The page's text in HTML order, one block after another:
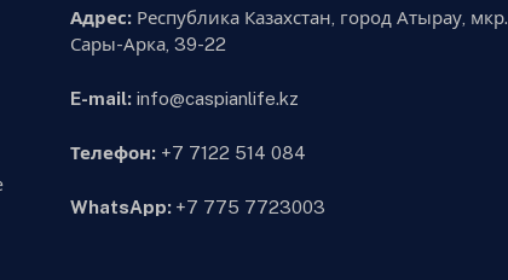
Адрес: Республика Казахстан, город Атырау, мкр.
Сары-Арка, 39-22
E-mail: info@caspianlife.kz
Телефон: +7 7122 514 084
WhatsApp: +7 775 7723003